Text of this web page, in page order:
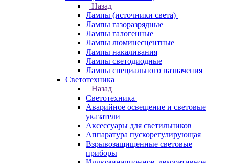
Назад
Лампы (источники света)
Лампы газоразрядные
Лампы галогенные
Лампы люминесцентные
Лампы накаливания
Лампы светодиодные
Лампы специального назначения
Светотехника
Назад
Светотехника
Аварийное освещение и световые
указатели
Аксессуары для светильников
Аппаратура пускорегулирующая
Взрывозащищенные световые
приборы